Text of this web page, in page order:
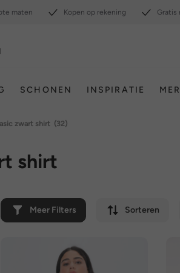
maten Kopen op rekening Gratis
SCHONEN INSPIRATIE
zwart shirt (32)
shirt
Meer Filters Sorteren